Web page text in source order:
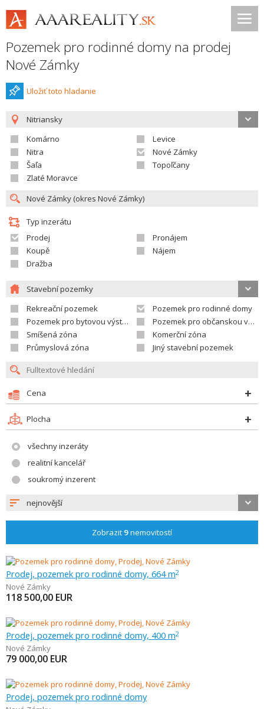
Pozemek pro rodinné domy na prodej
Nové Zámky
Uložiť toto hladanie
Nitriansky
Komárno
Levice
Nitra
Nové Zámky
Šaľa
Topoľčany
Zlaté Moravce
Typ inzerátu
Prodej
Pronájem
Koupě
Nájem
Dražba
Stavební pozemky
Rekreační pozemek
Pozemek pro rodinné domy
Pozemek pro bytovou výstavbu
Pozemek pro občanskou vybavenost
Smíšená zóna
Komerční zóna
Průmyslová zóna
Jiný stavební pozemek
Cena
Plocha
všechny inzeráty
realitní kancelář
soukromý inzerent
nejnovější
Zobrazit 9nemovitostí
Prodej, pozemek pro rodinné domy, 664 m2
Nové Zámky
118 500,00 EUR
Prodej, pozemek pro rodinné domy, 400 m2
Nové Zámky
79 000,00 EUR
Prodej, pozemek pro rodinné domy